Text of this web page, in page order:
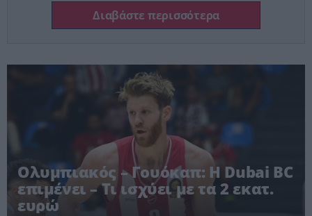
Διαβάστε περισσότερα
Ολυμπιακός – Γουόκαπ: Η Dubai BC
επιμένει – Τι ισχύει με τα 2 εκατ.
ευρώ